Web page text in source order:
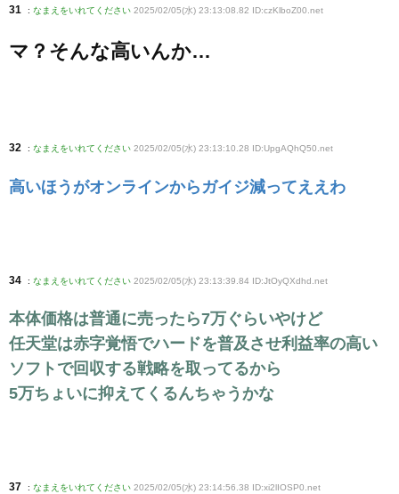
31 : なまえをいれてください 2025/02/05(水) 23:13:08.82 ID:czKlboZ00 .net
マ？そんな高いんか…
32 : なまえをいれてください 2025/02/05(水) 23:13:10.28 ID:UpgAQhQ50.net
高いほうがオンラインからガイジ減ってええわ
34 : なまえをいれてください 2025/02/05(水) 23:13:39.84 ID:JtOyQXdhd .net
本体価格は普通に売ったら7万ぐらいやけど
任天堂は赤字覚悟でハードを普及させ利益率の高い
ソフトで回収する戦略を取ってるから
5万ちょいに抑えてくるんちゃうかな
37 : なまえをいれてください 2025/02/05(水) 23:14:56.38 ID:xi2lIOSP0 .net